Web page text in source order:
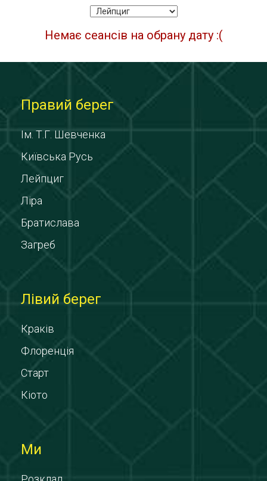
Немає сеансів на обрану дату :(
Правий берег
Ім. Т.Г. Шевченка
Київська Русь
Лейпциг
Ліра
Братислава
Загреб
Лівий берег
Краків
Флоренція
Старт
Кіото
Ми